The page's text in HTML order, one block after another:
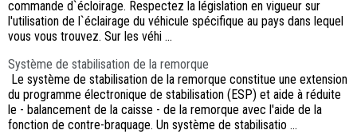
commande d`écloirage. Respectez la législation en vigueur sur
l'utilisation de l`éclairage du véhicule spécifique au pays dans lequel
vous vous trouvez. Sur les véhi ...
Système de stabilisation de la remorque
Le système de stabilisation de la remorque constitue une extension
du programme électronique de stabilisation (ESP) et aide à réduite
le - balancement de la caisse - de la remorque avec l'aide de la
fonction de contre-braquage. Un système de stabilisatio ...